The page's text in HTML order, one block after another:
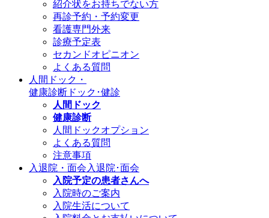
紹介状をお持ちでない方
再診予約・予約変更
看護専門外来
診療予定表
セカンドオピニオン
よくある質問
人間ドック・
健康診断 ドック･健診
人間ドック
健康診断
人間ドックオプション
よくある質問
注意事項
入退院・面会 入退院･面会
入院予定の患者さんへ
入院時のご案内
入院生活について